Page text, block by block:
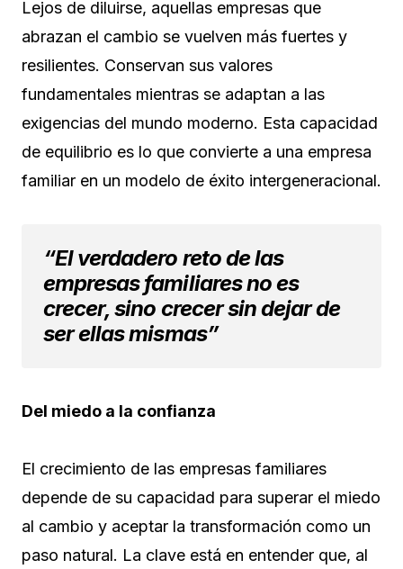
Lejos de diluirse, aquellas empresas que
abrazan el cambio se vuelven más fuertes y
resilientes. Conservan sus valores
fundamentales mientras se adaptan a las
exigencias del mundo moderno. Esta capacidad
de equilibrio es lo que convierte a una empresa
familiar en un modelo de éxito intergeneracional.
“El verdadero reto de las
empresas familiares no es
crecer, sino crecer sin dejar de
ser ellas mismas”
Del miedo a la confianza
El crecimiento de las empresas familiares
depende de su capacidad para superar el miedo
al cambio y aceptar la transformación como un
paso natural. La clave está en entender que, al